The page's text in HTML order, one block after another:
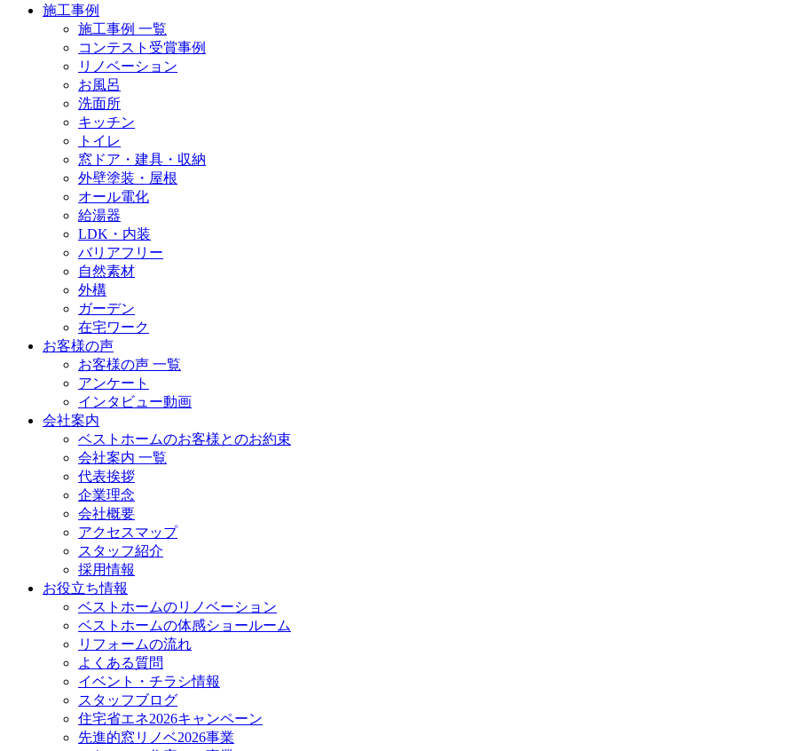
施工事例
施工事例 一覧
コンテスト受賞事例
リノベーション
お風呂
洗面所
キッチン
トイレ
窓ドア・建具・収納
外壁塗装・屋根
オール電化
給湯器
LDK・内装
バリアフリー
自然素材
外構
ガーデン
在宅ワーク
お客様の声
お客様の声 一覧
アンケート
インタビュー動画
会社案内
ベストホームのお客様とのお約束
会社案内 一覧
代表挨拶
企業理念
会社概要
アクセスマップ
スタッフ紹介
採用情報
お役立ち情報
ベストホームのリノベーション
ベストホームの体感ショールーム
リフォームの流れ
よくある質問
イベント・チラシ情報
スタッフブログ
住宅省エネ2026キャンペーン
先進的窓リノベ2026事業